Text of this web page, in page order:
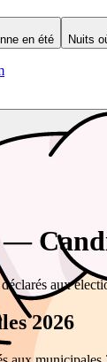
en été
Nuits
aux
2026